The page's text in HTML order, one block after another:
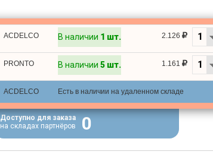
ACDELCO В наличии 1 шт. 2.126
PRONTO В наличии 5 шт. 1.161
ACDELCO Есть в наличии на удаленном складе
Доступно для заказа
на складах партнёров
0